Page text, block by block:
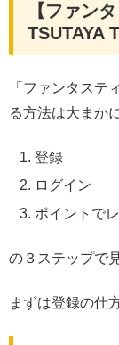
【ファン
TSUTAYA
「ファンタステ
る方法は大まか
登録
ログイン
ポイントで
の３ステップで
まずは登録の仕